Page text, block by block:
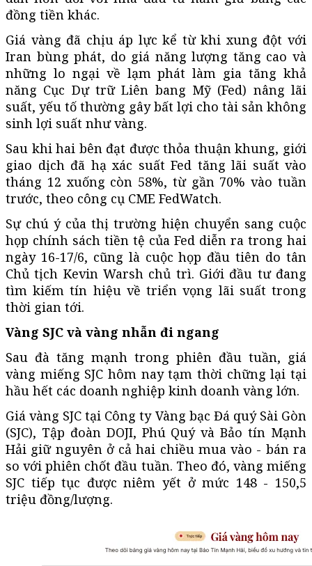
đồng tiền khác.
Giá vàng đã chịu áp lực kể từ khi xung đột với
Iran bùng phát, do giá năng lượng tăng cao và
những lo ngại về lạm phát làm gia tăng khả
năng Cục Dự trữ Liên bang Mỹ (Fed) nâng lãi
suất, yếu tố thường gây bất lợi cho tài sản không
sinh lợi suất như vàng.
Sau khi hai bên đạt được thỏa thuận khung, giới
giao dịch đã hạ xác suất Fed tăng lãi suất vào
tháng 12 xuống còn 58%, từ gần 70% vào tuần
trước, theo công cụ CME FedWatch.
Sự chú ý của thị trường hiện chuyển sang cuộc
họp chính sách tiền tệ của Fed diễn ra trong hai
ngày 16-17/6, cũng là cuộc họp đầu tiên do tân
Chủ tịch Kevin Warsh chủ trì. Giới đầu tư đang
tìm kiếm tín hiệu về triển vọng lãi suất trong
thời gian tới.
Vàng SJC và vàng nhẫn đi ngang
Sau đà tăng mạnh trong phiên đầu tuần, giá
vàng miếng SJC hôm nay tạm thời chững lại tại
hầu hết các doanh nghiệp kinh doanh vàng lớn.
Giá vàng SJC tại Công ty Vàng bạc Đá quý Sài Gòn
(SJC), Tập đoàn DOJI, Phú Quý và Bảo tín Mạnh
Hải giữ nguyên ở cả hai chiều mua vào - bán ra
so với phiên chốt đầu tuần. Theo đó, vàng miếng
SJC tiếp tục được niêm yết ở mức 148 - 150,5
triệu đồng/lượng.